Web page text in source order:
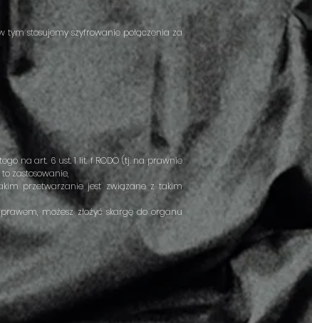
stosujemy szyfrowanie połączenia za
na art. 6 ust. 1 lit. f RODO (tj. na prawnie
zastosowanie,
przetwarzanie jest związane z takim
możesz złożyć skargę do organu